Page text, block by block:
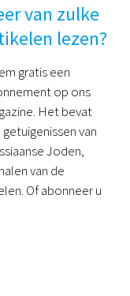
van zulke
lezen?
gratis een
op ons
Het bevat
getuigenissen van
Joden,
van de
Of abonneer u